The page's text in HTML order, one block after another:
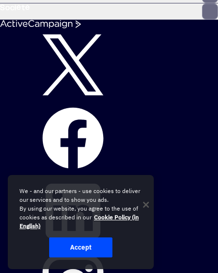
We - and our partners - use cookies to deliver
our services and to show you ads.
By using our website, you agree to the use of
cookies as described in our Cookie Policy (in
English)
Accept